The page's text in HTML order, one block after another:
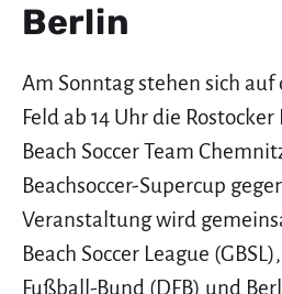
Berlin
Am Sonntag stehen sich
Feld ab 14 Uhr die
Beach Soccer Team
Beachsoccer-Supercup
Veranstaltung wird
Beach Soccer League
Fußball-Bund (DFB) und